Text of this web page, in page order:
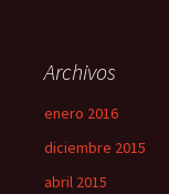
Archivos
enero 2016
diciembre 2015
abril 2015